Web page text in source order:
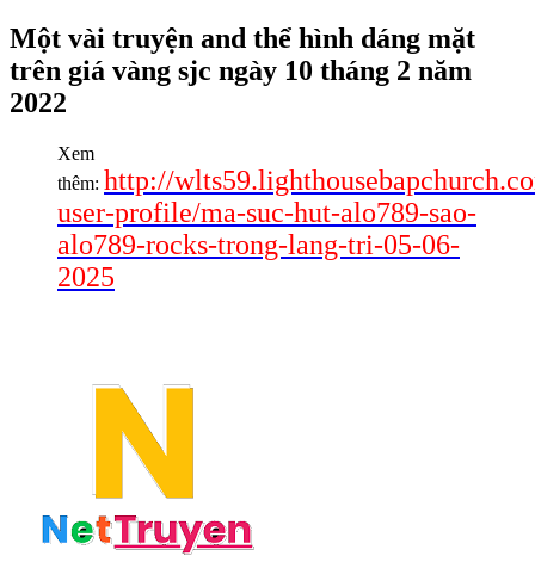
Một vài truyện and thể hình dáng mặt
trên giá vàng sjc ngày 10 tháng 2 năm
2022
Xem
thêm: http://
user-profile/ma-suc-hut-alo789-sao-
alo789-rocks-trong-lang-tri-05-06-
2025